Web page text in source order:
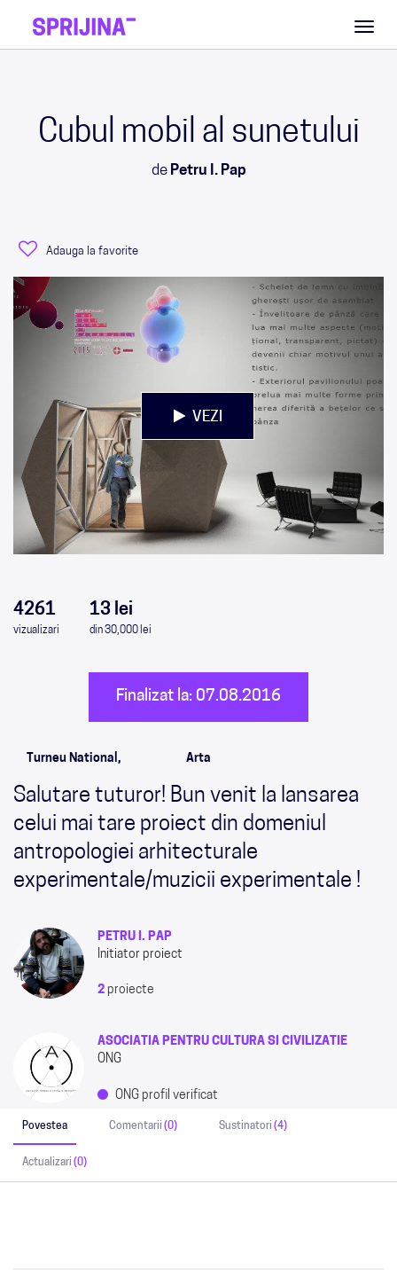
Cubul mobil al sunetului
de Petru I. Pap
Adauga la favorite
VEZI
4261
vizualizari
13 lei
din 30,000 lei
Finalizat la: 07.08.2016
Turneu National, Arta
Salutare tuturor! Bun venit la lansarea
celui mai tare proiect din domeniul
antropologiei arhitecturale
experimentale/muzicii experimentale !
PETRU I. PAP
Initiator proiect
2 proiecte
ASOCIATIA PENTRU CULTURA SI CIVILIZATIE
ONG
ONG profil verificat
Povestea Comentarii (0) Sustinatori (4)
Actualizari (0)